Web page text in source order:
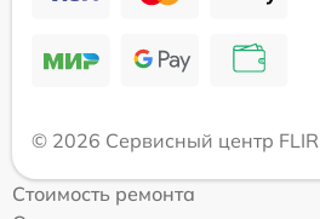
© 2026 Сервисный центр FLIR
Стоимость ремонта